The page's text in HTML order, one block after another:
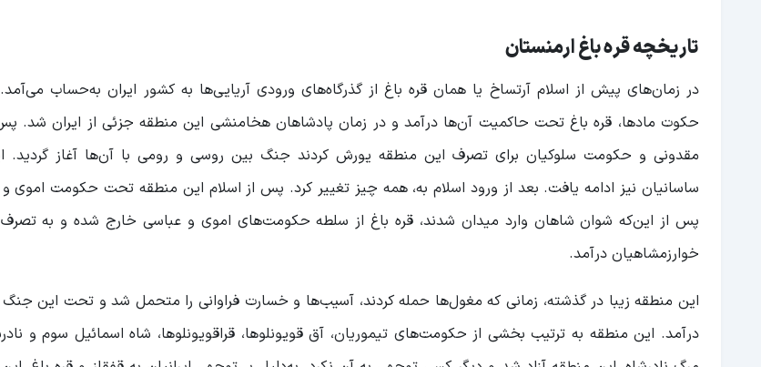
تاریخچه قره باغ ارمنستان
در زمان‌های پیش از اسلام آرتساخ یا همان قره باغ از گذرگاه‌های ورودی آریایی‌ها به کشور ایران به‌حساب می‌آمد.
حکوت مادها، قره باغ تحت حاکمیت آن‌ها درآمد و در زمان پادشاهان هخامنشی این منطقه جزئی از ایران شد.
مقدونی و حکومت سلوکیان برای تصرف این منطقه یورش کردند جنگ بین روسی و رومی با آن‌ها آغاز گردید.
ساسانیان نیز ادامه‌ یافت. بعد از ورود اسلام به، همه چیز تغییر کرد. پس از اسلام این منطقه تحت حکومت اموی
پس از این‌که شوان شاهان وارد میدان شدند، قره باغ از سلطه حکومت‌های اموی و عباسی خارج شده و به
خوارزمشاهیان درآمد.
این منطقه زیبا در گذشته، زمانی که مغول‌ها حمله کردند، آسیب‌ها و خسارت فراوانی را متحمل شد و تحت این جنگ
درآمد. این منطقه به ترتیب بخشی از حکومت‌های تیموریان، آق قویونلوها، قراقویونلوها، شاه اسمائیل سوم و